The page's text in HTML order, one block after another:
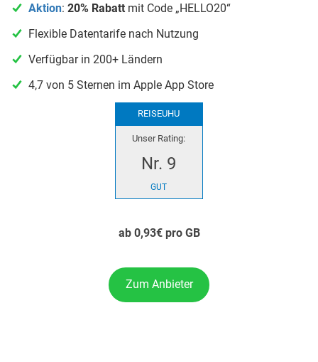
Aktion: 20% Rabatt mit Code „HELLO20“
Flexible Datentarife nach Nutzung
Verfügbar in 200+ Ländern
4,7 von 5 Sternen im Apple App Store
REISEUHU
Unser Rating:
Nr. 9
GUT
ab 0,93€ pro GB
Zum Anbieter